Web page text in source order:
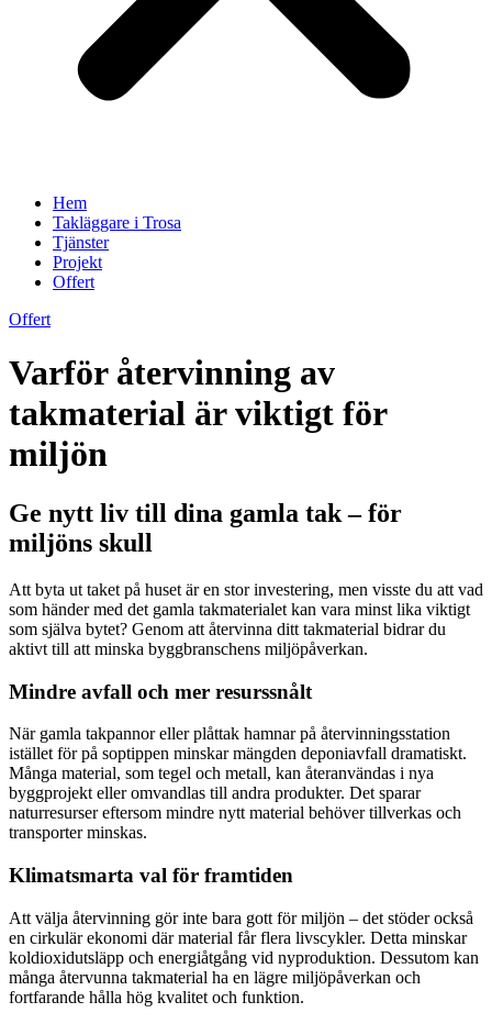
Hem
Takläggare i Trosa
Tjänster
Projekt
Offert
Offert
Varför återvinning av
takmaterial är viktigt för
miljön
Ge nytt liv till dina gamla tak – för
miljöns skull
Att byta ut taket på huset är en stor investering, men visste du att vad
som händer med det gamla takmaterialet kan vara minst lika viktigt
som själva bytet? Genom att återvinna ditt takmaterial bidrar du
aktivt till att minska byggbranschens miljöpåverkan.
Mindre avfall och mer resurssnålt
När gamla takpannor eller plåttak hamnar på återvinningsstation
istället för på soptippen minskar mängden deponiavfall dramatiskt.
Många material, som tegel och metall, kan återanvändas i nya
byggprojekt eller omvandlas till andra produkter. Det sparar
naturresurser eftersom mindre nytt material behöver tillverkas och
transporter minskas.
Klimatsmarta val för framtiden
Att välja återvinning gör inte bara gott för miljön – det stöder också
en cirkulär ekonomi där material får flera livscykler. Detta minskar
koldioxidutsläpp och energiåtgång vid nyproduktion. Dessutom kan
många återvunna takmaterial ha en lägre miljöpåverkan och
fortfarande hålla hög kvalitet och funktion.